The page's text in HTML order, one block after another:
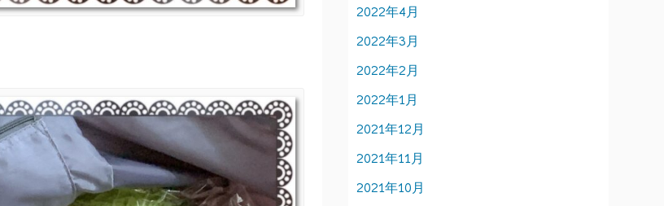
2022年4月
2022年3月
2022年2月
2022年1月
2021年12月
2021年11月
2021年10月